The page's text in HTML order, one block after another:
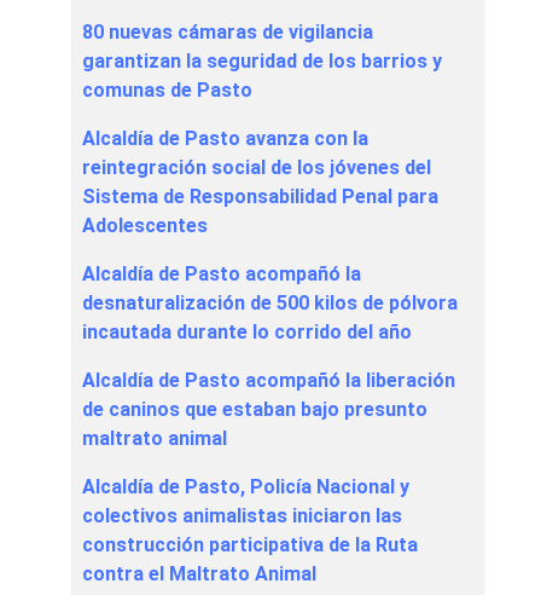
80 nuevas cámaras de vigilancia
garantizan la seguridad de los barrios y
comunas de Pasto
Alcaldía de Pasto avanza con la
reintegración social de los jóvenes del
Sistema de Responsabilidad Penal para
Adolescentes
Alcaldía de Pasto acompañó la
desnaturalización de 500 kilos de pólvora
incautada durante lo corrido del año
Alcaldía de Pasto acompañó la liberación
de caninos que estaban bajo presunto
maltrato animal
Alcaldía de Pasto, Policía Nacional y
colectivos animalistas iniciaron las
construcción participativa de la Ruta
contra el Maltrato Animal